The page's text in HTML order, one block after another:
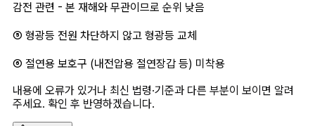
감전 관련 - 본 재해와 무관이므로 순위 낮음
⑤ 형광등 전원 차단하지 않고 형광등 교체
⑥ 절연용 보호구 (내전압용 절연장갑 등) 미착용
내용에 오류가 있거나 최신 법령·기준과 다른 부분이 보이면 알려
주세요. 확인 후 반영하겠습니다.